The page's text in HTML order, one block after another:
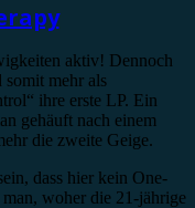
aktiv! Dennoch
mehr als
ihre erste LP. Ein
gehäuft nach einem
die zweite Geige.
dass hier kein One-
woher die 21-jährige